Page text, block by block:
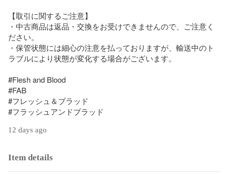
【取引に関するご注意】
・中古商品は返品・交換をお受けできませんので、ご注意く
ださい。
・保管状態には細心の注意を払っておりますが、輸送中のト
ラブルにより状態が変化する場合がございます。
#Flesh and Blood
#FAB
#フレッシュ＆ブラッド
#フラッシュアンドブラッド
12 days ago
Item details